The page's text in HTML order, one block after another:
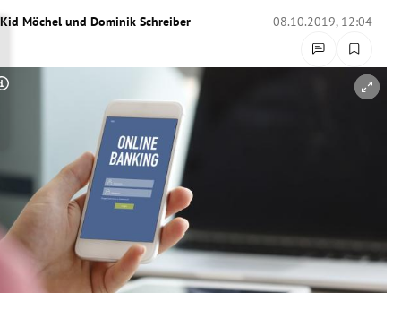
Untermenü
Untermenü
Untermenü
Untermenü
Kid Möchel und Dominik Schreiber 08.10.2019, 12:04
Copyright-Hinweis öffnen/schließen